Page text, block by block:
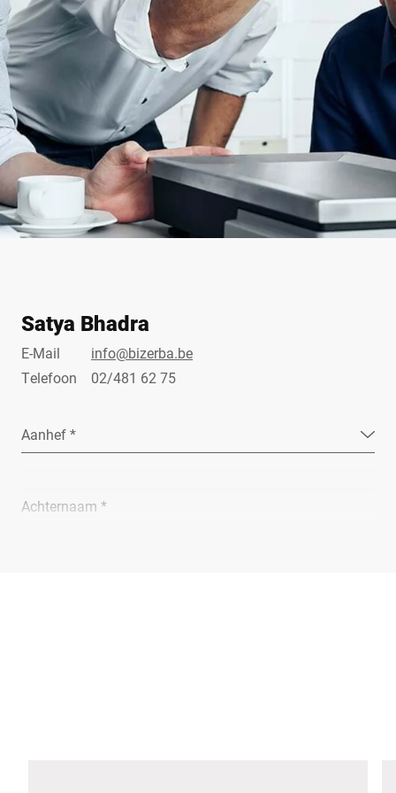
Satya Bhadra
E-Mail
info@bizerba.be
Telefoon
02/481 62 75
Aanhef *
Achternaam *